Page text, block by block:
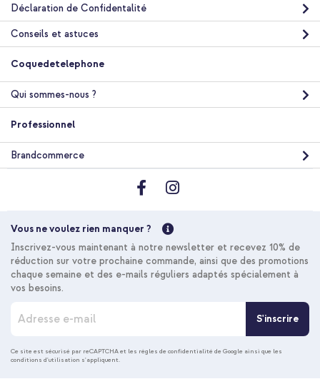
Déclaration de Confidentalité
Conseils et astuces
Coquedetelephone
Qui sommes-nous ?
Professionnel
Brandcommerce
Vous ne voulez rien manquer ?
Inscrivez-vous maintenant à notre newsletter et recevez 10% de
réduction sur votre prochaine commande, ainsi que des promotions
chaque semaine et des e-mails réguliers adaptés spécialement à
vos besoins.
c
r
S'inscrire
Ce site est sécurisé par reCAPTCHA et les règles de confidentialité de Google ainsi que les
conditions d'utilisation s'appliquent.